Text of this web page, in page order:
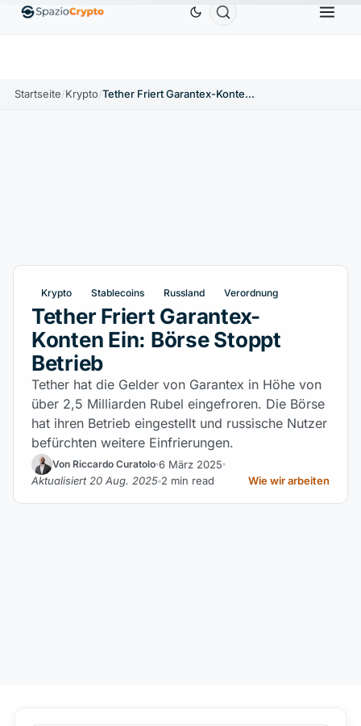
EthereumETH1.880,58 $ Tether USDT0,9991 $ BNBBNB
Startseite/Krypto/ Tether Friert Garantex-Konten Ein: Börse Stoppt Betrieb
Krypto Stablecoins Russland Verordnung
Tether Friert Garantex-
Konten Ein: Börse Stoppt
Betrieb
Tether hat die Gelder von Garantex in Höhe von
über 2,5 Milliarden Rubel eingefroren. Die Börse
hat ihren Betrieb eingestellt und russische Nutzer
befürchten weitere Einfrierungen.
Von Riccardo Curatolo 6 März 2025
Aktualisiert 20 Aug. 2025 2 min read Wie wir arbeiten